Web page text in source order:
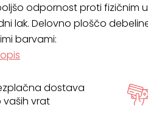
odpornost proti fizičnim
lak. Delovno ploščo
barvami:
dostava
vaših vrat